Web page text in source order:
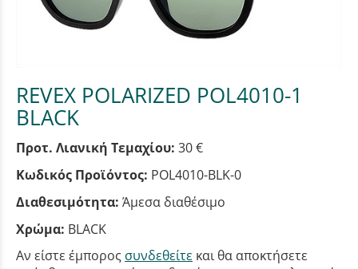
REVEX POLARIZED POL4010-1
BLACK
Προτ. Λιανική Τεμαχίου: 30 €
Κωδικός Προϊόντος: POL4010-BLK-0
Διαθεσιμότητα: Άμεσα διαθέσιμο
Χρώμα: BLACK
Αν είστε έμπορος συνδεθείτε και θα αποκτήσετε